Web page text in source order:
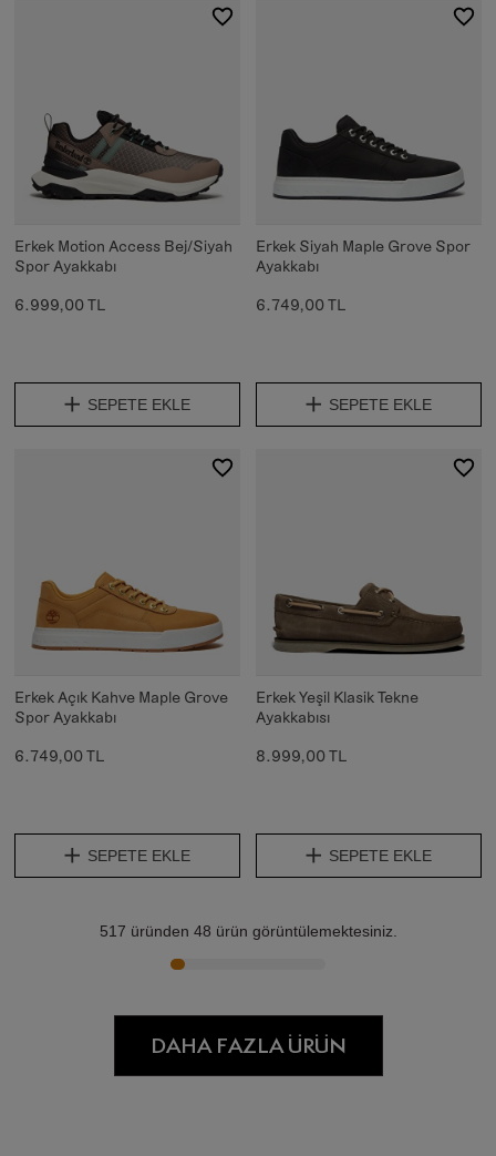
Erkek Motion Access Bej/Siyah
Spor Ayakkabı
6.999,00 TL
SEPETE EKLE
Erkek Siyah Maple Grove Spor
Ayakkabı
6.749,00 TL
SEPETE EKLE
Erkek Açık Kahve Maple Grove
Spor Ayakkabı
6.749,00 TL
SEPETE EKLE
Erkek Yeşil Klasik Tekne
Ayakkabısı
8.999,00 TL
SEPETE EKLE
517 üründen 48 ürün görüntülemektesiniz.
DAHA FAZLA ÜRÜN